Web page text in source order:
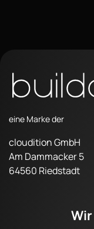
eine Marke der
cloudition GmbH
Am Dammacker 5
64560 Riedstadt